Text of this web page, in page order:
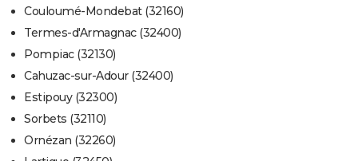
Couloumé-Mondebat (32160)
Termes-d'Armagnac (32400)
Pompiac (32130)
Cahuzac-sur-Adour (32400)
Estipouy (32300)
Sorbets (32110)
Ornézan (32260)